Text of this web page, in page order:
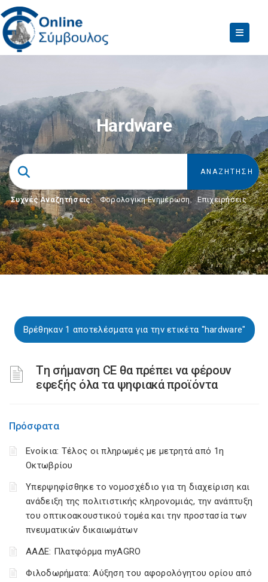
Hardware
Συχνές Αναζητήσεις: Φορολογικη Ενημέρωση, Επιχειρήσεις
Βρέθηκαν 1 αποτελέσματα για την ετικέτα "hardware"
Tη σήμανση CE θα πρέπει να φέρουν
εφεξής όλα τα ψηφιακά προϊόντα
Πρόσφατα
Ενοίκια: Τέλος οι πληρωμές με μετρητά από 1η
Οκτωβρίου
Υπερψηφίσθηκε το νομοσχέδιο για τη διαχείριση και
ανάδειξη της πολιτιστικής κληρονομιάς, την ανάπτυξη
του οπτικοακουστικού τομέα και την προστασία των
πνευματικών δικαιωμάτων
ΑΑΔΕ: Πλατφόρμα myAGRO
Φιλοδωρήματα: Αύξηση του αφορολόγητου ορίου από